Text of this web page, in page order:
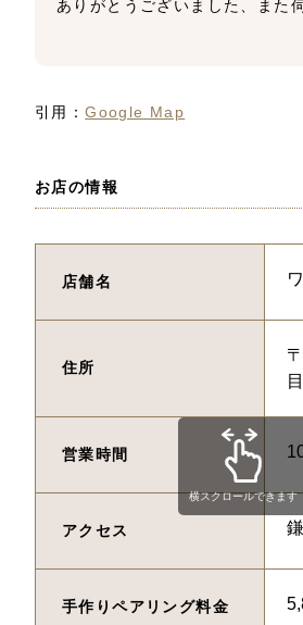
ありがとうございました、また
引用：Google Map
お店の情報
店舗名
住所
営業時間
アクセス
手作りペアリング料金
横スクロールできます